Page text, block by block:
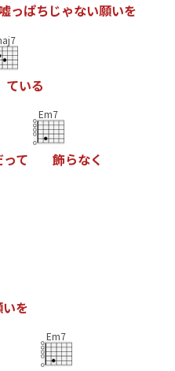
嘘っぱちじゃない願いを
ている
って
Em7
飾らなく
いを
Em7